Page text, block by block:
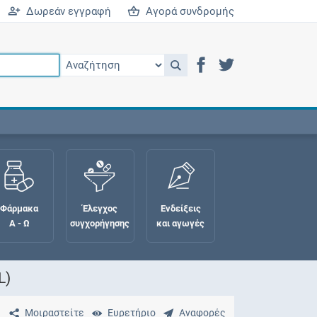
Δωρεάν εγγραφή Αγορά συνδρομής
Φάρμακα
Α - Ω
Έλεγχος
συγχορήγησης
Ενδείξεις
και αγωγές
Μοιραστείτε Ευρετήριο Αναφορές